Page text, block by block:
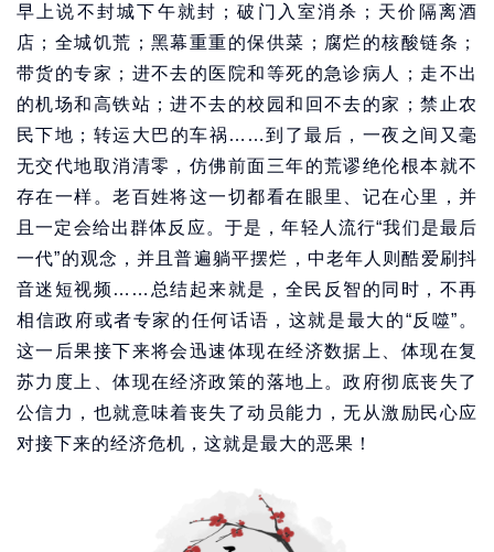
早上说不封城下午就封；破门入室消杀；天价隔离酒
店；全城饥荒；黑幕重重的保供菜；腐烂的核酸链条；
带货的专家；进不去的医院和等死的急诊病人；走不出
的机场和高铁站；进不去的校园和回不去的家；禁止农
民下地；转运大巴的车祸……到了最后，一夜之间又毫
无交代地取消清零，仿佛前面三年的荒谬绝伦根本就不
存在一样。老百姓将这一切都看在眼里、记在心里，并
且一定会给出群体反应。于是，年轻人流行“我们是最后
一代”的观念，并且普遍躺平摆烂，中老年人则酷爱刷抖
音迷短视频……总结起来就是，全民反智的同时，不再
相信政府或者专家的任何话语，这就是最大的“反噬”。
这一后果接下来将会迅速体现在经济数据上、体现在复
苏力度上、体现在经济政策的落地上。政府彻底丧失了
公信力，也就意味着丧失了动员能力，无从激励民心应
对接下来的经济危机，这就是最大的恶果！